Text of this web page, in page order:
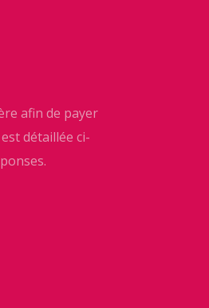
afin de payer
détaillée ci-